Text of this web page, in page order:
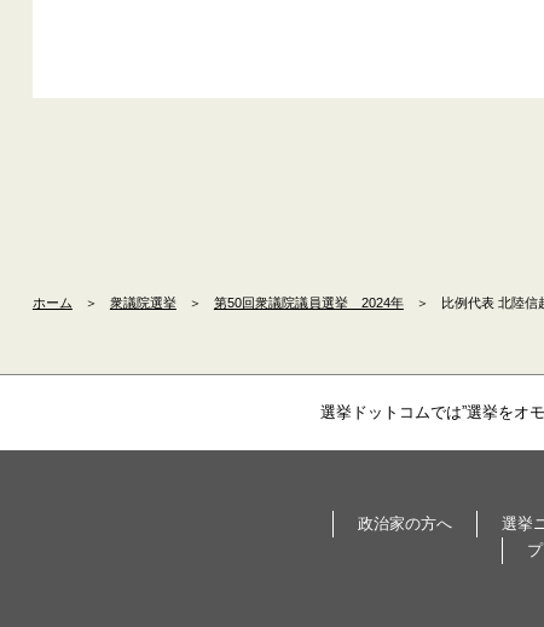
ホーム ＞ 衆議院選挙 ＞ 第50回衆議院議員選挙 2024年 ＞ 比例代表 北陸信
選挙ドットコムでは”選挙をオ
政治家の方へ 選挙